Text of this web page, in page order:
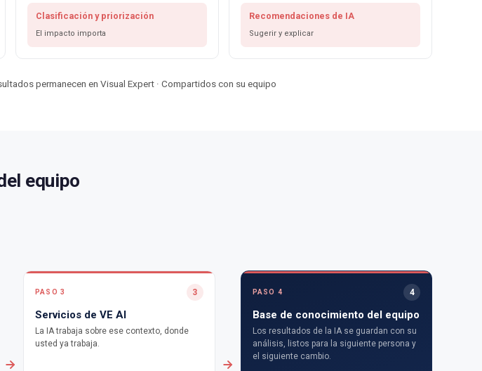
Clasificación y priorización
El impacto importa
Recomendaciones de IA
Sugerir y explicar
permanecen en Visual Expert · Compartidos con su equipo
equipo
PASO 3 3
Servicios de VE AI
La IA trabaja sobre ese contexto, donde
usted ya trabaja.
PASO 4 4
Base de conocimiento del equipo
Los resultados de la IA se guardan con su
análisis, listos para la siguiente persona y
el siguiente cambio.